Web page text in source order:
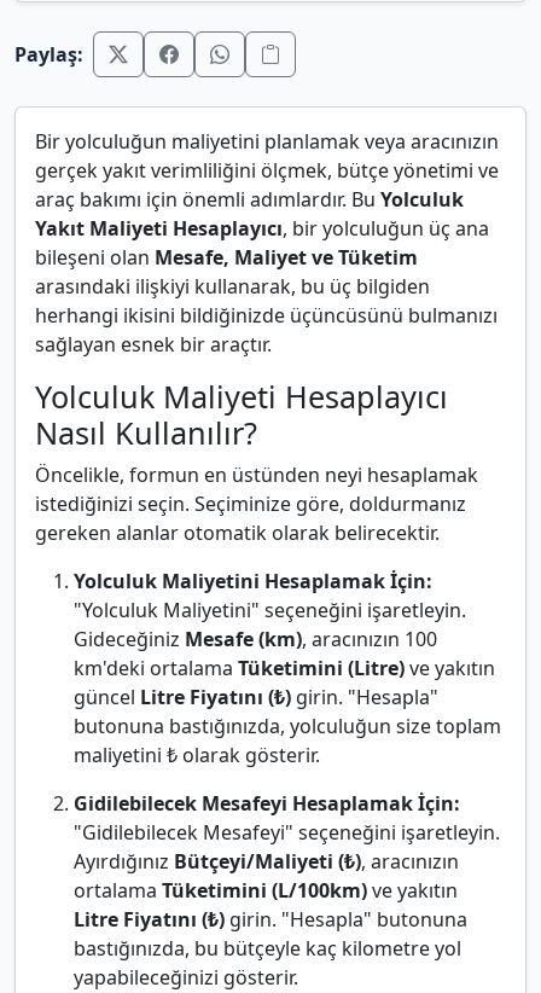
Paylaş:
Bir yolculuğun maliyetini planlamak veya aracınızın
gerçek yakıt verimliliğini ölçmek, bütçe yönetimi ve
araç bakımı için önemli adımlardır. Bu Yolculuk
Yakıt Maliyeti Hesaplayıcı, bir yolculuğun üç ana
bileşeni olan Mesafe, Maliyet ve Tüketim
arasındaki ilişkiyi kullanarak, bu üç bilgiden
herhangi ikisini bildiğinizde üçüncüsünü bulmanızı
sağlayan esnek bir araçtır.
Yolculuk Maliyeti Hesaplayıcı
Nasıl Kullanılır?
Öncelikle, formun en üstünden neyi hesaplamak
istediğinizi seçin. Seçiminize göre, doldurmanız
gereken alanlar otomatik olarak belirecektir.
Yolculuk Maliyetini Hesaplamak İçin:
"Yolculuk Maliyetini" seçeneğini işaretleyin.
Gideceğiniz Mesafe (km), aracınızın 100
km'deki ortalama Tüketimini (Litre)ve yakıtın
güncel Litre Fiyatını (₺) girin. "Hesapla"
butonuna bastığınızda, yolculuğun size toplam
maliyetini ₺ olarak gösterir.
Gidilebilecek Mesafeyi Hesaplamak İçin:
"Gidilebilecek Mesafeyi" seçeneğini işaretleyin.
Ayırdığınız Bütçeyi/Maliyeti (₺), aracınızın
ortalama Tüketimini (L/100km)ve yakıtın
Litre Fiyatını (₺) girin. "Hesapla" butonuna
bastığınızda, bu bütçeyle kaç kilometre yol
yapabileceğinizi gösterir.